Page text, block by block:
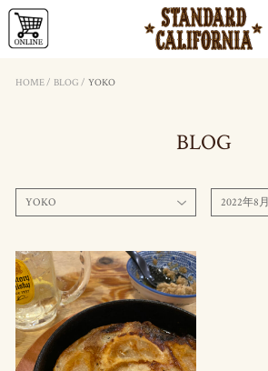
HOME/ BLOG / YOKO
BLOG
YOKO 2022年8月